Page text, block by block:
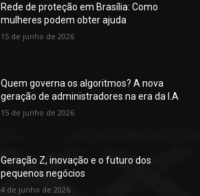
Rede de proteção em Brasília: Como
mulheres podem obter ajuda
15 de junho de 2026
Quem governa os algoritmos? A nova
geração de administradores na era da I.A
15 de junho de 2026
Geração Z, inovação e o futuro dos
pequenos negócios
4 de junho de 2026